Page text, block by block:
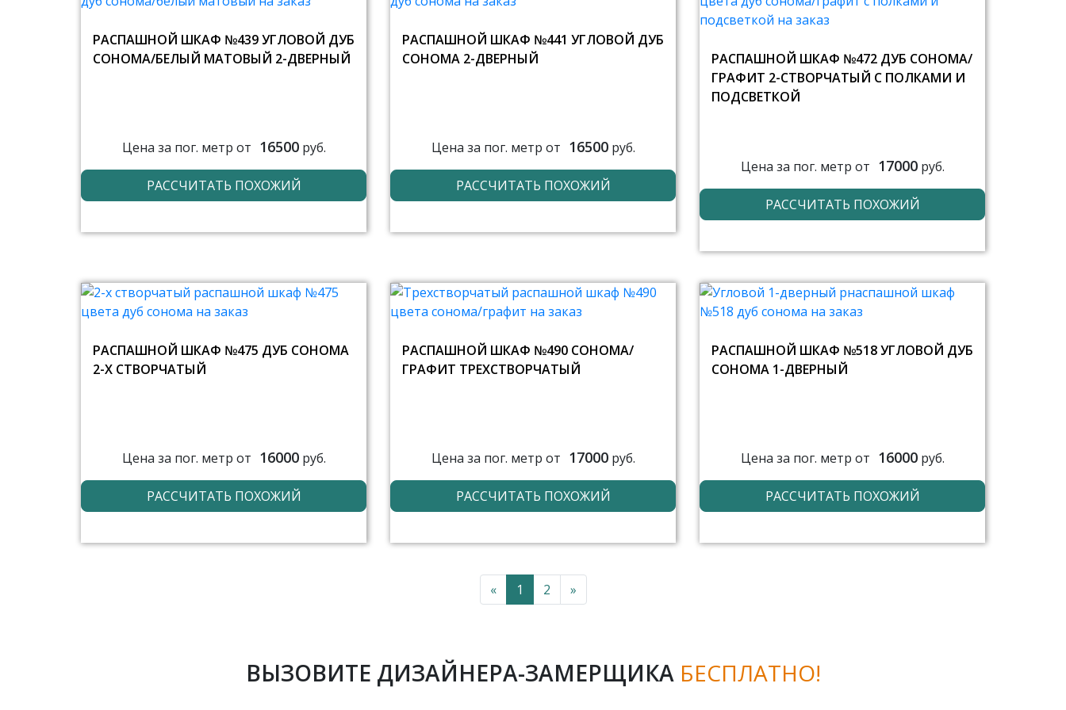
РАСПАШНОЙ ШКАФ №439 УГЛОВОЙ ДУБ
СОНОМА/БЕЛЫЙ МАТОВЫЙ 2-ДВЕРНЫЙ
Цена за пог. метр от 16500руб.
РАССЧИТАТЬ ПОХОЖИЙ
РАСПАШНОЙ ШКАФ №441 УГЛОВОЙ ДУБ
СОНОМА 2-ДВЕРНЫЙ
Цена за пог. метр от 16500руб.
РАССЧИТАТЬ ПОХОЖИЙ
РАСПАШНОЙ ШКАФ №472 ДУБ СОНОМА/
ГРАФИТ 2-СТВОРЧАТЫЙ С ПОЛКАМИ И
ПОДСВЕТКОЙ
Цена за пог. метр от 17000руб.
РАССЧИТАТЬ ПОХОЖИЙ
РАСПАШНОЙ ШКАФ №475 ДУБ СОНОМА
2-Х СТВОРЧАТЫЙ
Цена за пог. метр от 16000руб.
РАССЧИТАТЬ ПОХОЖИЙ
РАСПАШНОЙ ШКАФ №490 СОНОМА/
ГРАФИТ ТРЕХСТВОРЧАТЫЙ
Цена за пог. метр от 17000руб.
РАССЧИТАТЬ ПОХОЖИЙ
РАСПАШНОЙ ШКАФ №518 УГЛОВОЙ ДУБ
СОНОМА 1-ДВЕРНЫЙ
Цена за пог. метр от 16000руб.
РАССЧИТАТЬ ПОХОЖИЙ
« 1 2 »
ВЫЗОВИТЕ ДИЗАЙНЕРА-ЗАМЕРЩИКА БЕСПЛАТНО!